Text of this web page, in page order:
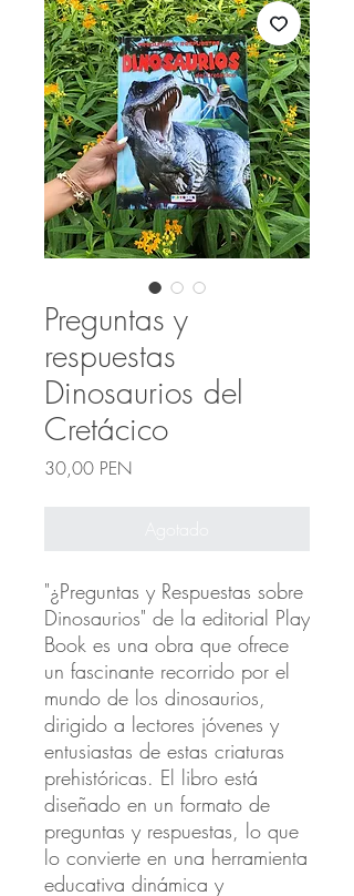
Preguntas y
respuestas
Dinosaurios del
Cretácico
30,00 PENPrecio
"¿Preguntas y Respuestas sobre
Dinosaurios" de la editorial Play
Book es una obra que ofrece
un fascinante recorrido por el
mundo de los dinosaurios,
dirigido a lectores jóvenes y
entusiastas de estas criaturas
prehistóricas. El libro está
diseñado en un formato de
preguntas y respuestas, lo que
lo convierte en una herramienta
educativa dinámica y